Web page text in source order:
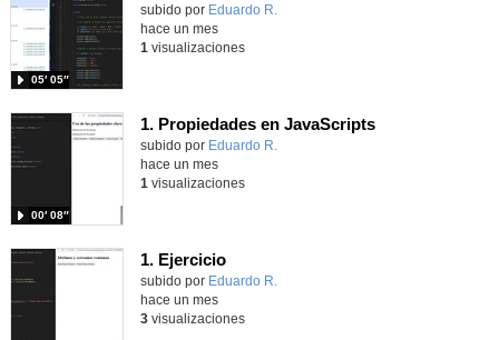
Contenido educativo.
subido por Eduardo R.
05′ 05″
hace un mes
1 visualizaciones
1. Propiedades en JavaScripts
Contenido educativo.
subido por Eduardo R.
00′ 08″
hace un mes
1 visualizaciones
1. Ejercicio
Contenido educativo.
subido por Eduardo R.
hace un mes
3visualizaciones